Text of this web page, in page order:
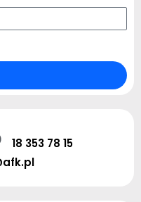
18 353 78 15